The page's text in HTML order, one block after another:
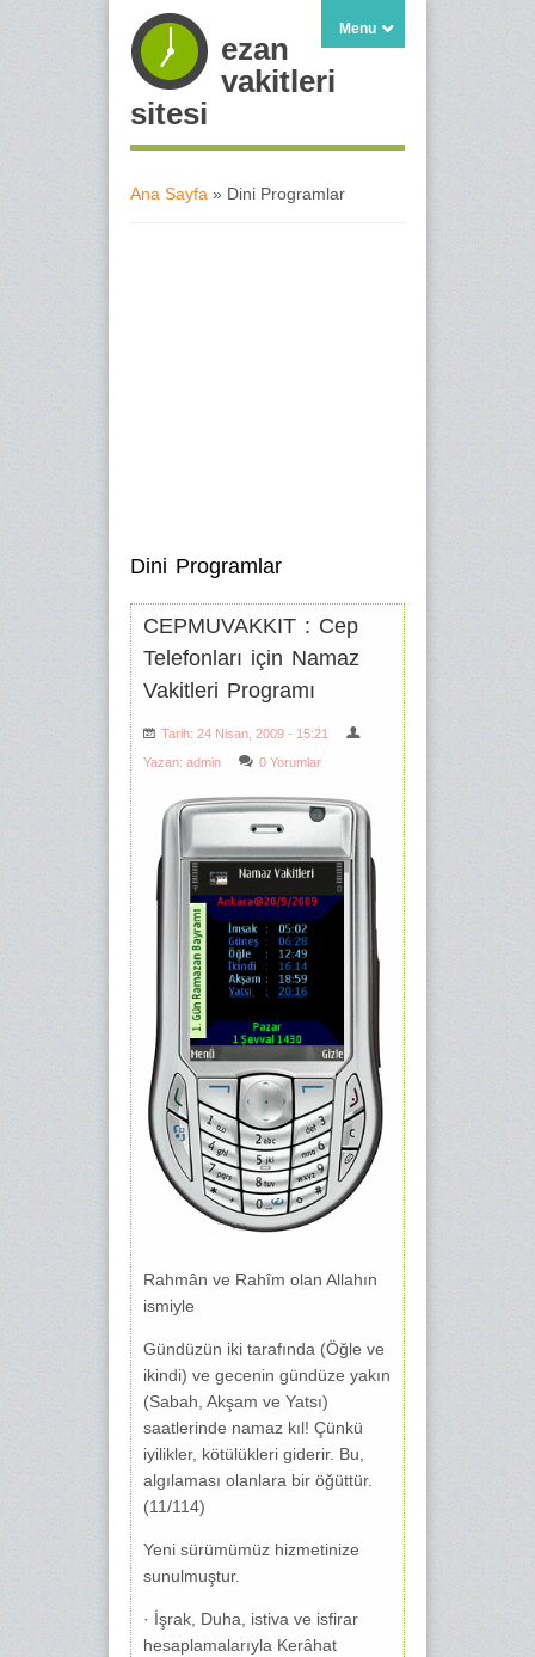
ezan
vakitleri
sitesi
Menu
Ana Sayfa » Dini Programlar
Dini Programlar
CEPMUVAKKIT : Cep
Telefonları için Namaz
Vakitleri Programı
Tarih: 24 Nisan, 2009 - 15:21
Yazan: admin 0 Yorumlar
Rahmân ve Rahîm olan Allahın
ismiyle
Gündüzün iki tarafında (Öğle ve
ikindi) ve gecenin gündüze yakın
(Sabah, Akşam ve Yatsı)
saatlerinde namaz kıl! Çünkü
iyilikler, kötülükleri giderir. Bu,
algılaması olanlara bir öğüttür.
(11/114)
Yeni sürümümüz hizmetinize
sunulmuştur.
· İşrak, Duha, istiva ve isfirar
hesaplamalarıyla Kerâhat